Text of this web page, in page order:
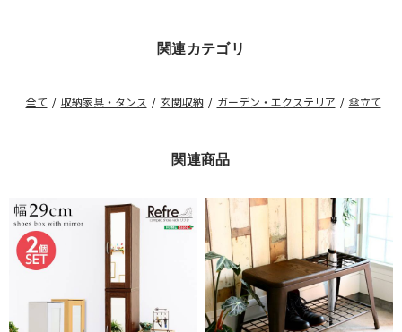
関連カテゴリ
全て / 収納家具・タンス / 玄関収納 / ガーデン・エクステリア / 傘立て
関連商品